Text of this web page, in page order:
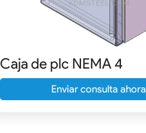
Caja de plc NEMA 4
Enviar consulta ahora